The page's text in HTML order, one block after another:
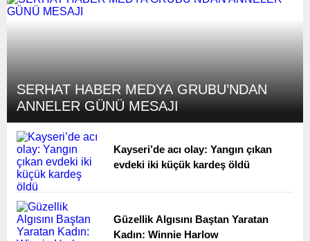
SERHAT HABER MEDYA GRUBU’NDAN
ANNELER GÜNÜ MESAJI
Kayseri’de acı olay: Yangın çıkan
evdeki iki küçük kardeş öldü
Güzellik Algısını Baştan Yaratan
Kadın: Winnie Harlow